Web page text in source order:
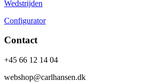
Wedstrijden
Configurator
Contact
+45 66 12 14 04
webshop@carlhansen.dk